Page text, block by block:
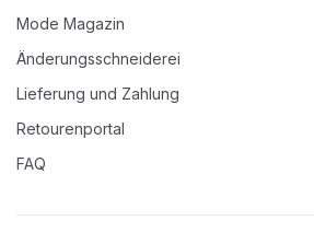
Mode Magazin
Änderungsschneiderei
Lieferung und Zahlung
Retourenportal
FAQ